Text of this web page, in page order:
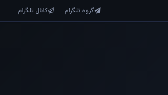
گروه تلگرام کانال تلگرام